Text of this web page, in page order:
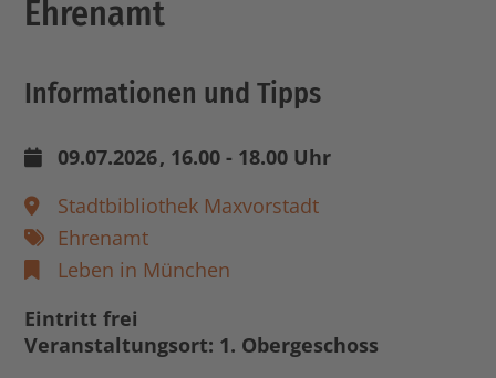
Ehrenamt
Informationen und Tipps
09.07.2026, 16.00 - 18.00 Uhr
Stadtbibliothek Maxvorstadt
Ehrenamt
Leben in München
Eintritt frei
Veranstaltungsort: 1. Obergeschoss